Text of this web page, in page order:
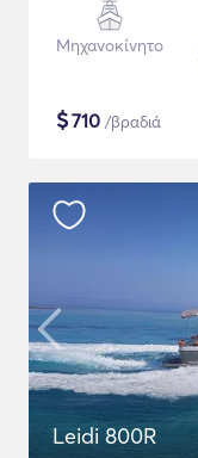
Μηχανοκίνητο
$710 /βραδιά
Leidi 800R